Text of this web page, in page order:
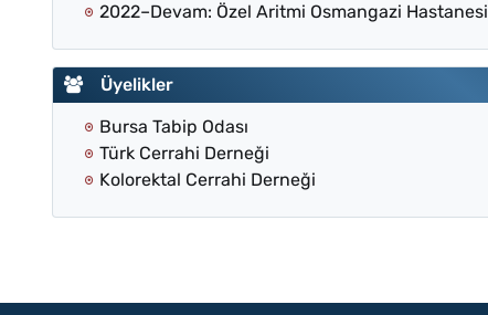
2022–Devam: Özel Aritmi Osmangazi Hastanesi
Üyelikler
Bursa Tabip Odası
Türk Cerrahi Derneği
Kolorektal Cerrahi Derneği